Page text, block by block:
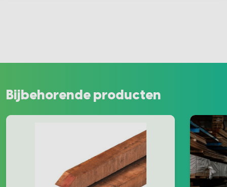
Bijbehorende producten